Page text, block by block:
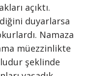
açıktı.
duyarlarsa
Namaza
müezzinlikte
şeklinde